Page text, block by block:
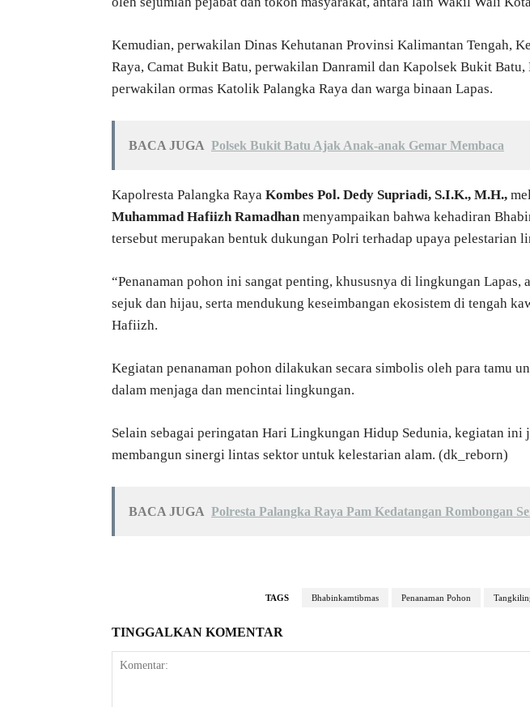
Kemudian, perwakilan Dinas Kehutanan Provinsi Kalimantan Tengah,
Raya, Camat Bukit Batu, perwakilan Danramil dan Kapolsek Bukit
perwakilan ormas Katolik Palangka Raya dan warga binaan Lapas.
BACA JUGA Polsek Bukit Batu Ajak Anak-anak Gemar Membaca
Kapolresta Palangka Raya Kombes Pol. Dedy Supriadi, S.I.K., M.H.,
Muhammad Hafiizh Ramadhanmenyampaikan bahwa kehadiran
tersebut merupakan bentuk dukungan Polri terhadap upaya pelestarian
“Penanaman pohon ini sangat penting, khususnya di lingkungan Lapas,
sejuk dan hijau, serta mendukung keseimbangan ekosistem di tengah
Hafiizh.
Kegiatan penanaman pohon dilakukan secara simbolis oleh para tamu
dalam menjaga dan mencintai lingkungan.
Selain sebagai peringatan Hari Lingkungan Hidup Sedunia, kegiatan ini
membangun sinergi lintas sektor untuk kelestarian alam. (dk_reborn)
BACA JUGA Polresta Palangka Raya Pam Kedatangan Rombongan
TAGS Bhabinkamtibmas Penanaman Pohon
TINGGALKAN KOMENTAR